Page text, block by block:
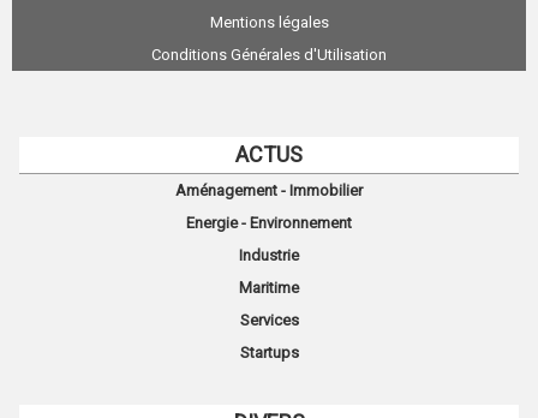
Mentions légales
Conditions Générales d'Utilisation
ACTUS
Aménagement - Immobilier
Energie - Environnement
Industrie
Maritime
Services
Startups